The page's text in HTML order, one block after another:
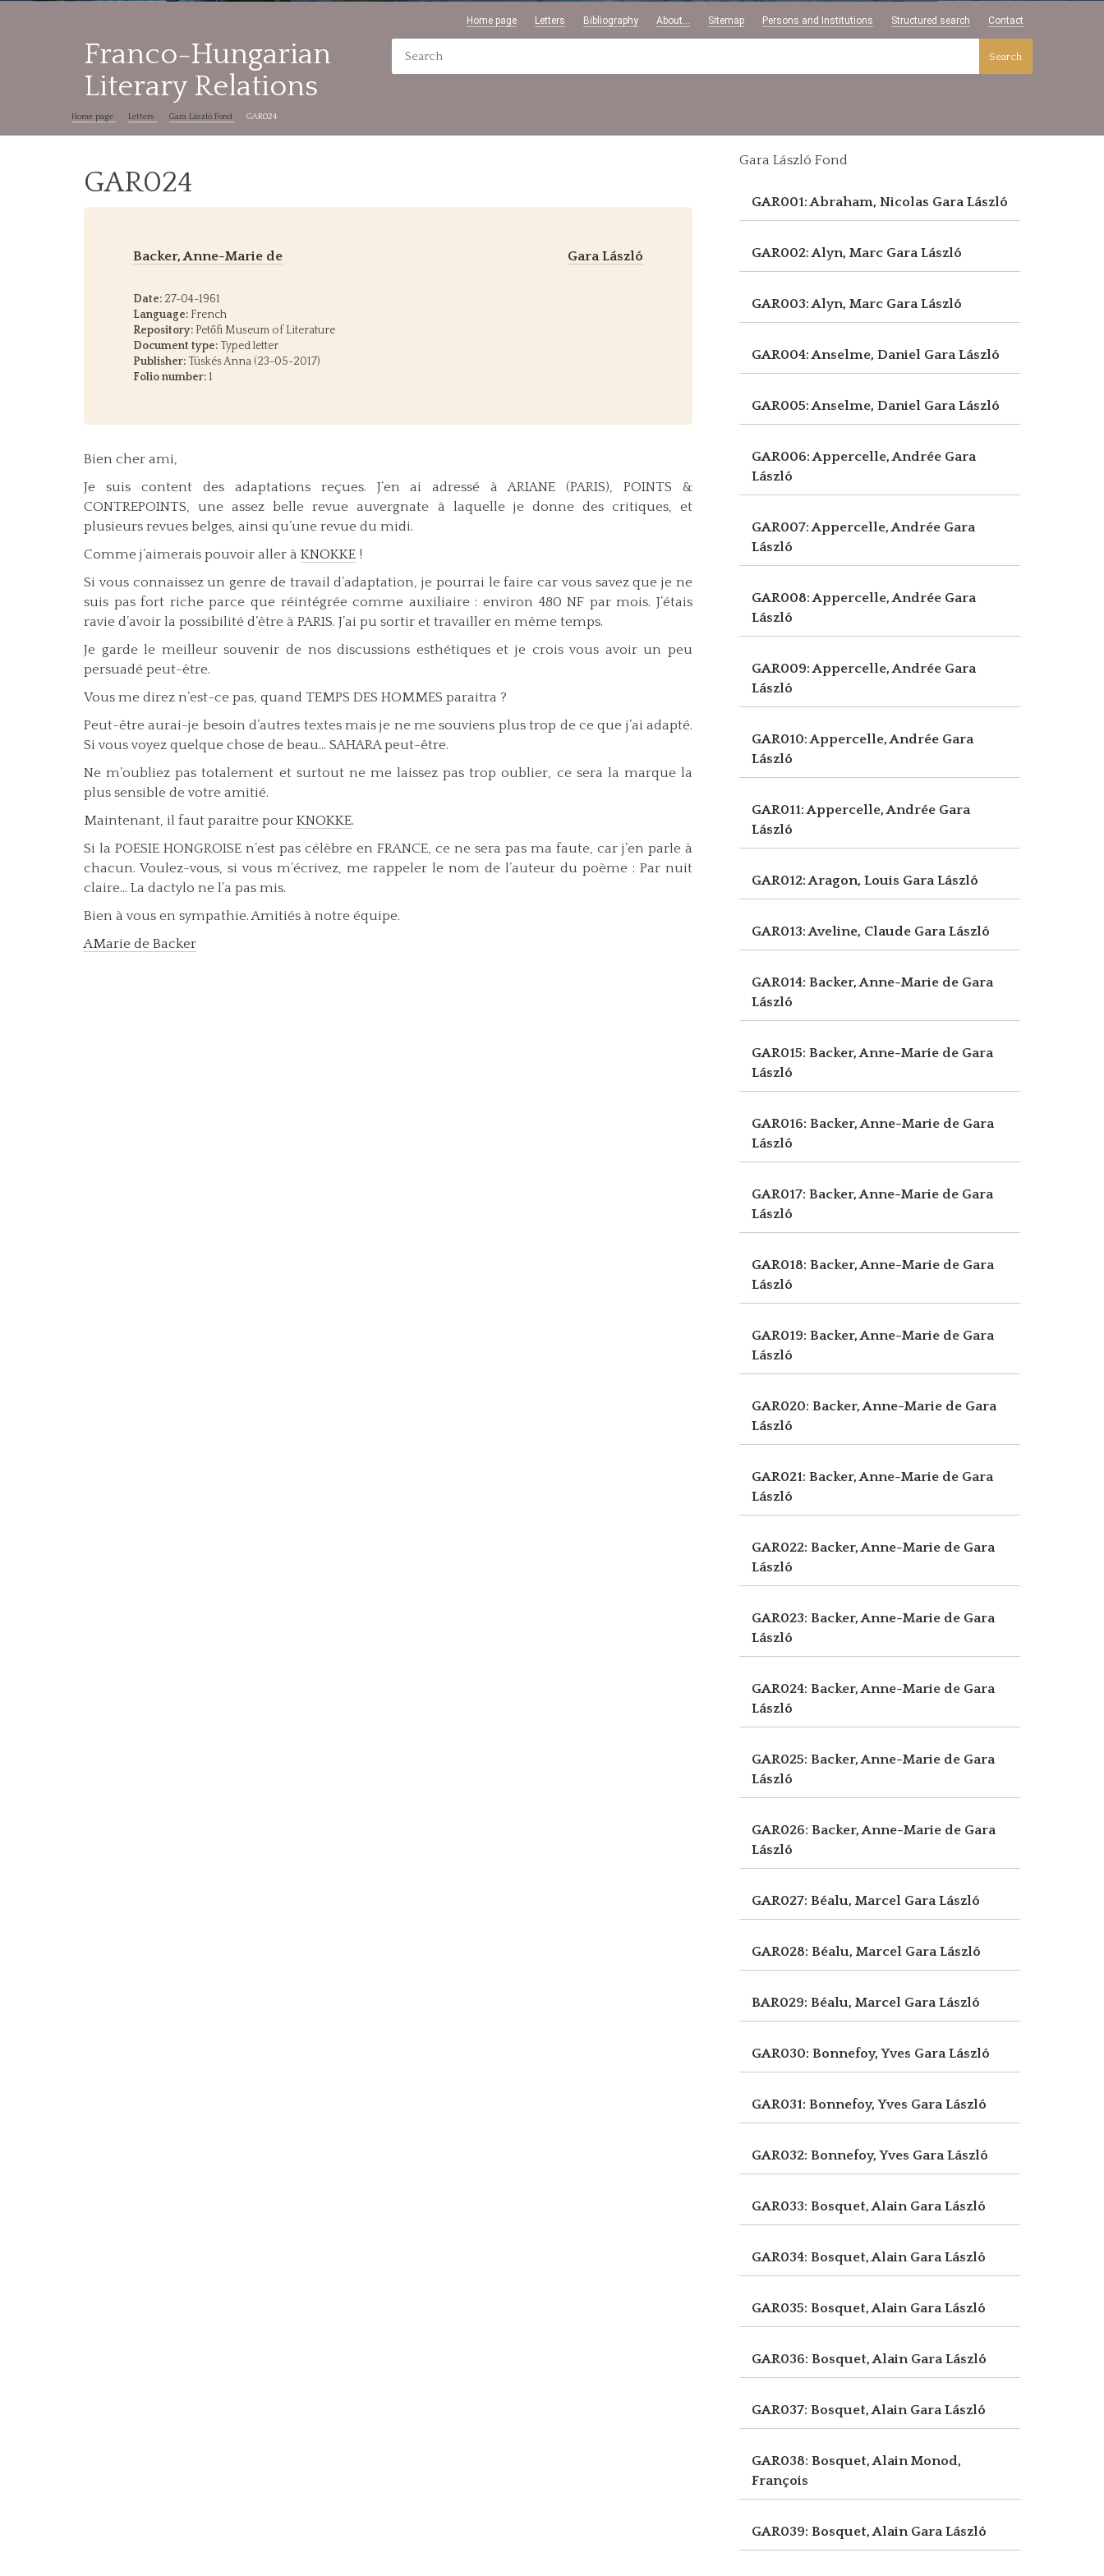
Home page Letters Bibliography About... Sitemap Persons and Institutions Structured search Contact
Franco-Hungarian
Literary Relations
Search
Home page Letters Gara László Fond GAR024
GAR024
Backer, Anne-Marie de Gara László
Date: 27-04-1961
Language: French
Repository: Petőfi Museum of Literature
Document type: Typed letter
Publisher: Tüskés Anna (23-05-2017)
Folio number:1
Bien cher ami,
Je suis content des adaptations reçues. J’en ai adressé à ARIANE (PARIS), POINTS &
CONTREPOINTS, une assez belle revue auvergnate à laquelle je donne des critiques, et
plusieurs revues belges, ainsi qu’une revue du midi.
Comme j’aimerais pouvoir aller à KNOKKE !
Si vous connaissez un genre de travail d’adaptation, je pourrai le faire car vous savez que je ne
suis pas fort riche parce que réintégrée comme auxiliaire : environ 480 NF par mois. J’étais
ravie d’avoir la possibilité d’être à PARIS. J’ai pu sortir et travailler en même temps.
Je garde le meilleur souvenir de nos discussions esthétiques et je crois vous avoir un peu
persuadé peut-être.
Vous me direz n’est-ce pas, quand TEMPS DES HOMMES paraitra ?
Peut-être aurai-je besoin d’autres textes mais je ne me souviens plus trop de ce que j’ai adapté.
Si vous voyez quelque chose de beau... SAHARA peut-être.
Ne m’oubliez pas totalement et surtout ne me laissez pas trop oublier, ce sera la marque la
plus sensible de votre amitié.
Maintenant, il faut paraitre pour KNOKKE.
Si la POESIE HONGROISE n’est pas célèbre en FRANCE, ce ne sera pas ma faute, car j’en parle à
chacun. Voulez-vous, si vous m’écrivez, me rappeler le nom de l’auteur du poème : Par nuit
claire... La dactylo ne l’a pas mis.
Bien à vous en sympathie. Amitiés à notre équipe.
AMarie de Backer
Gara László Fond
GAR001: Abraham, Nicolas Gara László
GAR002: Alyn, Marc Gara László
GAR003: Alyn, Marc Gara László
GAR004: Anselme, Daniel Gara László
GAR005: Anselme, Daniel Gara László
GAR006: Appercelle, Andrée Gara
László
GAR007: Appercelle, Andrée Gara
László
GAR008: Appercelle, Andrée Gara
László
GAR009: Appercelle, Andrée Gara
László
GAR010: Appercelle, Andrée Gara
László
GAR011: Appercelle, Andrée Gara
László
GAR012: Aragon, Louis Gara László
GAR013: Aveline, Claude Gara László
GAR014: Backer, Anne-Marie de Gara
László
GAR015: Backer, Anne-Marie de Gara
László
GAR016: Backer, Anne-Marie de Gara
László
GAR017: Backer, Anne-Marie de Gara
László
GAR018: Backer, Anne-Marie de Gara
László
GAR019: Backer, Anne-Marie de Gara
László
GAR020: Backer, Anne-Marie de Gara
László
GAR021: Backer, Anne-Marie de Gara
László
GAR022: Backer, Anne-Marie de Gara
László
GAR023: Backer, Anne-Marie de Gara
László
GAR024: Backer, Anne-Marie de Gara
László
GAR025: Backer, Anne-Marie de Gara
László
GAR026: Backer, Anne-Marie de Gara
László
GAR027: Béalu, Marcel Gara László
GAR028: Béalu, Marcel Gara László
BAR029: Béalu, Marcel Gara László
GAR030: Bonnefoy, Yves Gara László
GAR031: Bonnefoy, Yves Gara László
GAR032: Bonnefoy, Yves Gara László
GAR033: Bosquet, Alain Gara László
GAR034: Bosquet, Alain Gara László
GAR035: Bosquet, Alain Gara László
GAR036: Bosquet, Alain Gara László
GAR037: Bosquet, Alain Gara László
GAR038: Bosquet, AlainMonod,
François
GAR039: Bosquet, Alain Gara László